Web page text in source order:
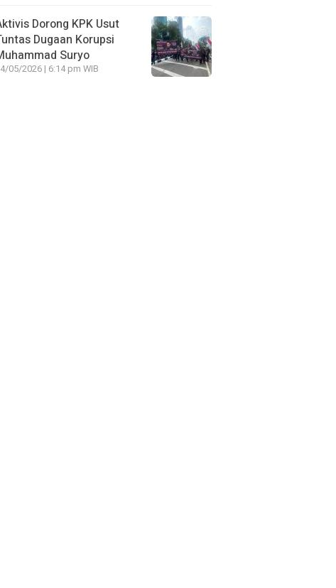
Dorong KPK Usut
Dugaan Korupsi
Suryo
05/2026 | 6:14 pm WIB